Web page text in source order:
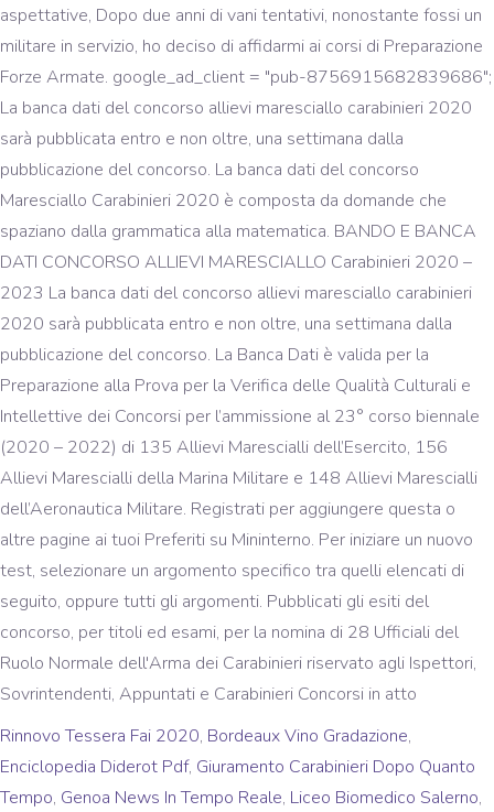
aspettative, Dopo due anni di vani tentativi, nonostante fossi un
militare in servizio, ho deciso di affidarmi ai corsi di Preparazione
Forze Armate. google_ad_client = "pub-8756915682839686";
La banca dati del concorso allievi maresciallo carabinieri 2020
sarà pubblicata entro e non oltre, una settimana dalla
pubblicazione del concorso. La banca dati del concorso
Maresciallo Carabinieri 2020 è composta da domande che
spaziano dalla grammatica alla matematica. BANDO E BANCA
DATI CONCORSO ALLIEVI MARESCIALLO Carabinieri 2020 –
2023 La banca dati del concorso allievi maresciallo carabinieri
2020 sarà pubblicata entro e non oltre, una settimana dalla
pubblicazione del concorso. La Banca Dati è valida per la
Preparazione alla Prova per la Verifica delle Qualità Culturali e
Intellettive dei Concorsi per l’ammissione al 23° corso biennale
(2020 – 2022) di 135 Allievi Marescialli dell’Esercito, 156
Allievi Marescialli della Marina Militare e 148 Allievi Marescialli
dell’Aeronautica Militare. Registrati per aggiungere questa o
altre pagine ai tuoi Preferiti su Mininterno. Per iniziare un nuovo
test, selezionare un argomento specifico tra quelli elencati di
seguito, oppure tutti gli argomenti. Pubblicati gli esiti del
concorso, per titoli ed esami, per la nomina di 28 Ufficiali del
Ruolo Normale dell'Arma dei Carabinieri riservato agli Ispettori,
Sovrintendenti, Appuntati e Carabinieri Concorsi in atto
Rinnovo Tessera Fai 2020, Bordeaux Vino Gradazione,
Enciclopedia Diderot Pdf, Giuramento Carabinieri Dopo Quanto
Tempo, Genoa News In Tempo Reale, Liceo Biomedico Salerno,